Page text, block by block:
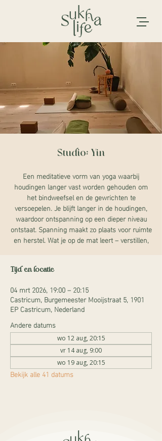
Studio: Yin
Een meditatieve vorm van yoga waarbij
houdingen langer vast worden gehouden om
het bindweefsel en de gewrichten te
versoepelen. Je blijft langer in de houdingen,
waardoor ontspanning op een dieper niveau
ontstaat. Spanning maakt zo plaats voor ruimte
en herstel. Wat je op de mat leert – verstillen,
Tijd en locatie
04 mrt 2026, 19:00 – 20:15
Castricum, Burgemeester Mooijstraat 5, 1901
EP Castricum, Nederland
Andere datums
wo 12 aug, 20:15
vr 14 aug, 9:00
wo 19 aug, 20:15
Bekijk alle 41 datums